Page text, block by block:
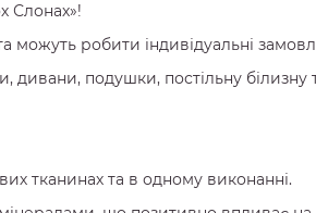
Слонах»!
можуть робити індивідуальні
подушки, постільну білизну
тканинах та в одному виконанні.